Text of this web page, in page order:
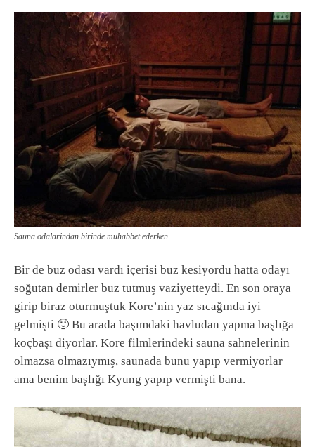
Sauna odalarindan birinde muhabbet ederken
Bir de buz odası vardı içerisi buz kesiyordu hatta odayı
soğutan demirler buz tutmuş vaziyetteydi. En son oraya
girip biraz oturmuştuk Kore’nin yaz sıcağında iyi
gelmişti 🙂 Bu arada başımdaki havludan yapma başlığa
koçbaşı diyorlar. Kore filmlerindeki sauna sahnelerinin
olmazsa olmazıymış, saunada bunu yapıp vermiyorlar
ama benim başlığı Kyung yapıp vermişti bana.